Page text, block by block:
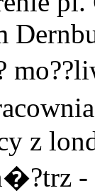
z
-